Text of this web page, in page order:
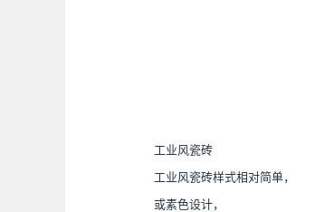
工业风瓷砖
工业风瓷砖样式相对简单，
或素色设计，